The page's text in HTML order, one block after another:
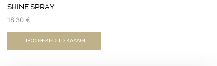
SHINE SPRAY
18,30 €
ΠΡΟΣΘΉΚΗ ΣΤΟ ΚΑΛΆΘΙ